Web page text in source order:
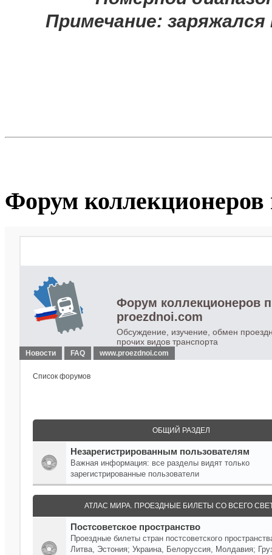
Примечание:
Форум коллекционеров